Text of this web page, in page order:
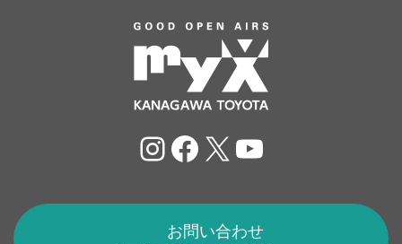
Instagram
Facebook
X YouTube
お問い合わせ